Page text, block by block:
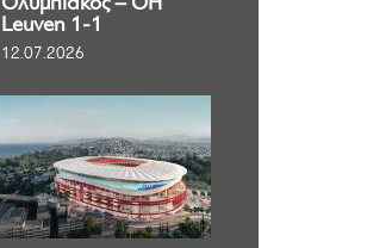
Leuven 1-1
12.07.2026